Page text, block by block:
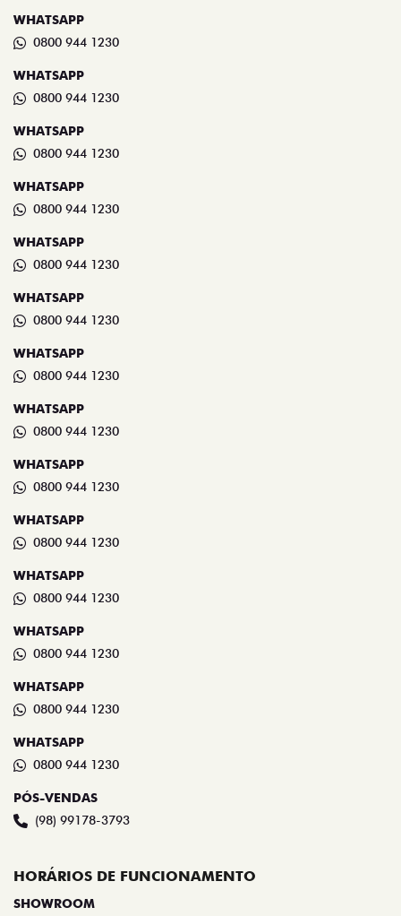
WHATSAPP
0800 944 1230
WHATSAPP
0800 944 1230
WHATSAPP
0800 944 1230
WHATSAPP
0800 944 1230
WHATSAPP
0800 944 1230
WHATSAPP
0800 944 1230
WHATSAPP
0800 944 1230
WHATSAPP
0800 944 1230
WHATSAPP
0800 944 1230
WHATSAPP
0800 944 1230
WHATSAPP
0800 944 1230
WHATSAPP
0800 944 1230
WHATSAPP
0800 944 1230
WHATSAPP
0800 944 1230
PÓS-VENDAS
(98) 99178-3793
HORÁRIOS DE FUNCIONAMENTO
SHOWROOM